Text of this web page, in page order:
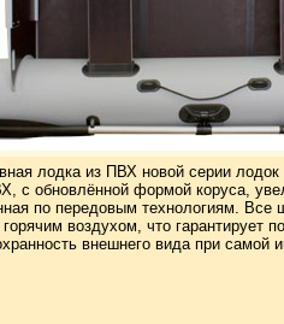
лодка из ПВХ новой серии
с обновлённой формой коруса,
по передовым технологиям.
горячим воздухом, что
внешнего вида при самой